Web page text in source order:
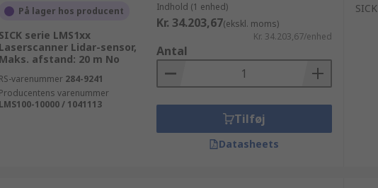
På lager hos producent
SICK serie LMS1xx
Laserscanner Lidar-sensor,
Maks. afstand: 20 m No
RS-varenummer 284-9241
Producentens varenummer
LMS100-10000 / 1041113
Indhold (1 enhed)
Kr. 34.203,67(ekskl. moms)
Kr. 34.203,67/enhed
Antal
Tilføj
Datasheets
SICK